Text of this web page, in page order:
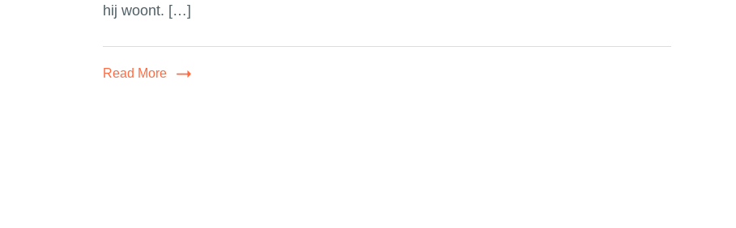
hij woont. […]
Read More